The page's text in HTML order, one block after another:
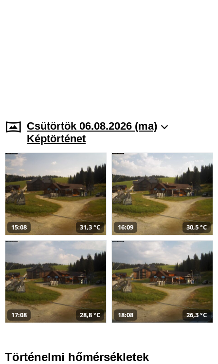
Csütörtök 06.08.2026 (ma)
Képtörténet
15:08 31,3 °C 16:09 30,5 °C
17:08 28,8 °C 18:08 26,3 °C
Történelmi hőmérsékletek